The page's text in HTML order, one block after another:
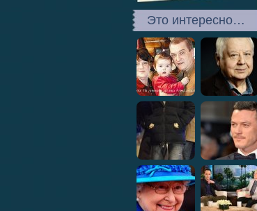
Это интересно…